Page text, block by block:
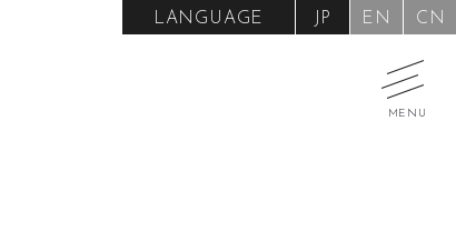
LANGUAGE JP EN CN
MENU